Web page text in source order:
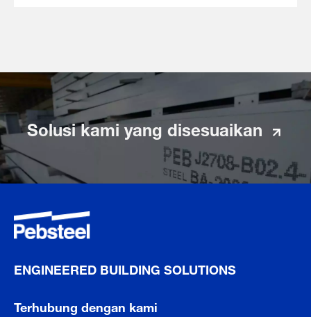
Solusi kami yang disesuaikan
ENGINEERED BUILDING SOLUTIONS
Terhubung dengan kami